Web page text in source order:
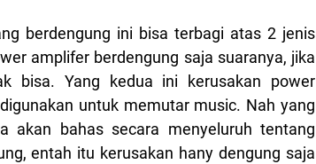
berdengung ini bisa terbagi atas 2 jenis
amplifer berdengung saja suaranya, jika
bisa. Yang kedua ini kerusakan power
untuk memutar music. Nah yang
bahas secara menyeluruh tentang
entah itu kerusakan hany dengung saja